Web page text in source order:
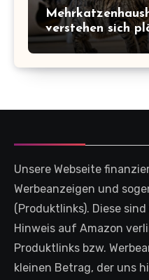
verstehen sich
Unsere Webseite
Werbeanzeigen und
(Produktlinks). Diese
Hinweis auf Amazon
Produktlinks bzw.
kleinen Betrag, der uns